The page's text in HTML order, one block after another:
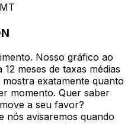
Nosso gráfico ao
meses de taxas médias
exatamente quanto
momento. Quer saber
a seu favor?
nós avisaremos quando